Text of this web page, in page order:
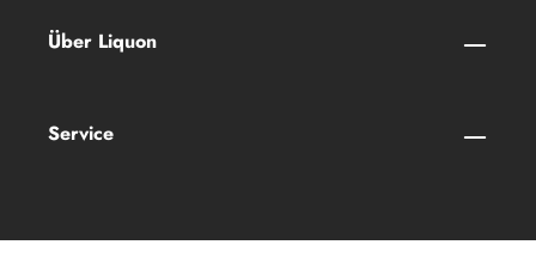
Über Liquon
Service